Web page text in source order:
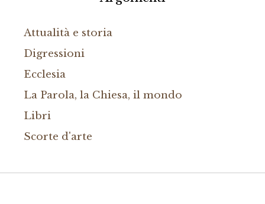
Attualità e storia
Digressioni
Ecclesia
La Parola, la Chiesa, il mondo
Libri
Scorte d'arte